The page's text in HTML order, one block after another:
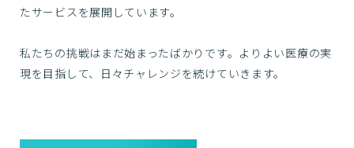
たサービスを展開しています。
私たちの挑戦はまだ始まったばかりです。よりよい医療の実
現を目指して、日々チャレンジを続けていきます。